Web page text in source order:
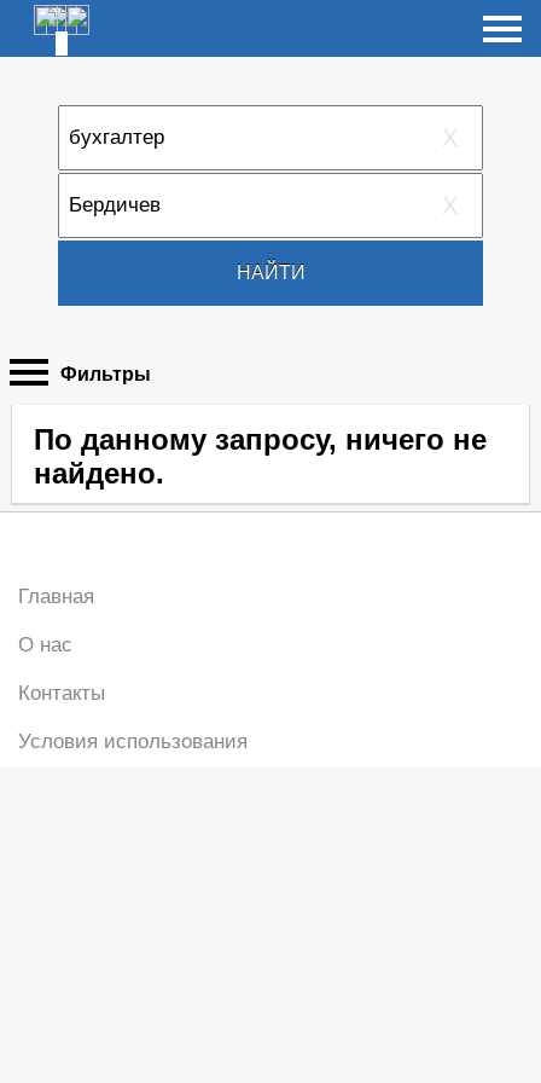
X
X
НАЙТИ
Фильтры
По данному запросу, ничего не
найдено.
Главная
О нас
Контакты
Условия использования